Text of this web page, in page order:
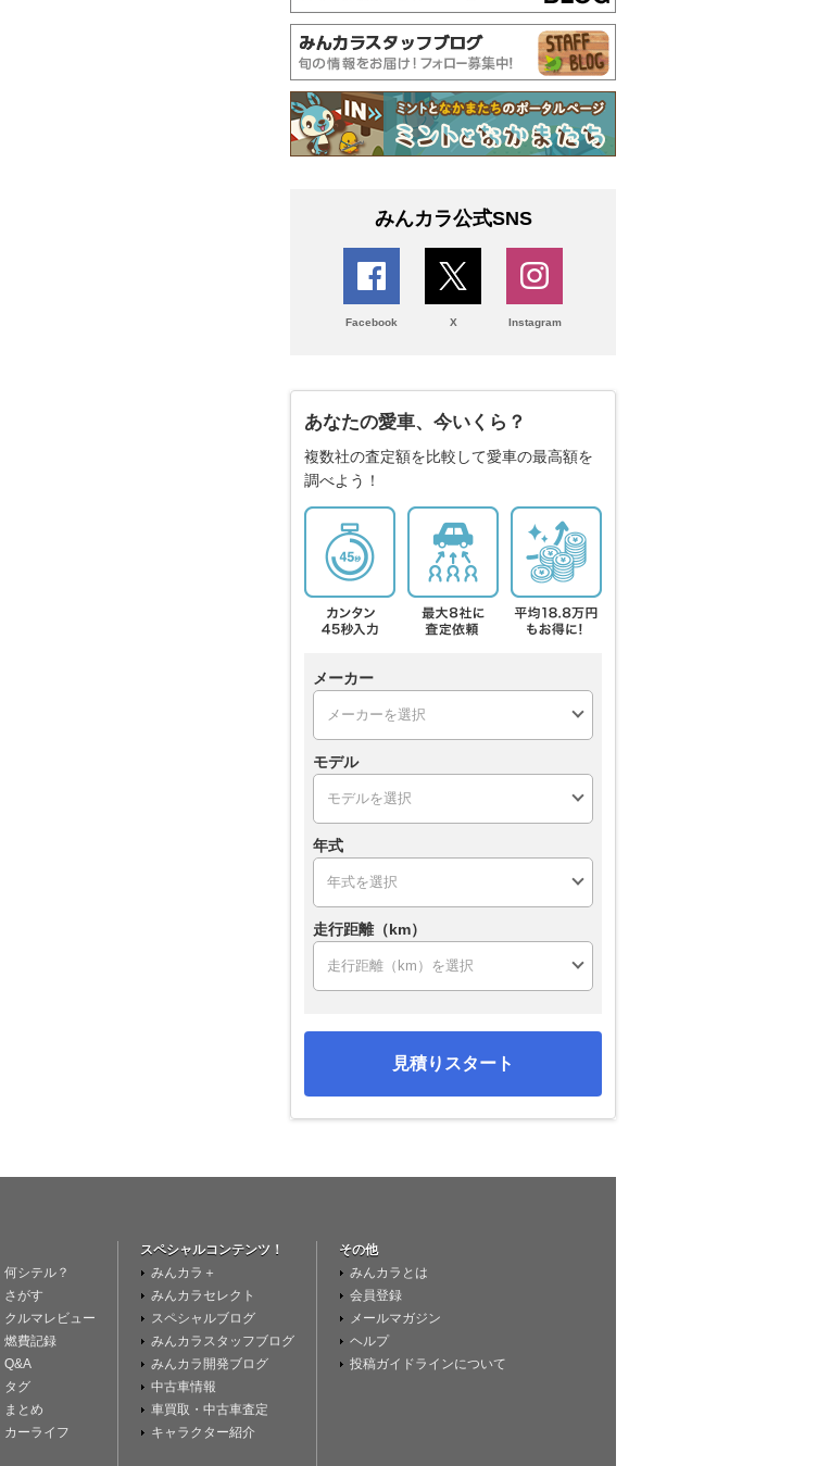
みんカラ公式SNS
Facebook X Instagram
あなたの愛車、今いくら？
複数社の査定額を比較して愛車の最高額を
調べよう！
メーカー
モデル
年式
走行距離（km）
見積りスタート
何シテル？
さがす
クルマレビュー
燃費記録
Q&A
タグ
まとめ
カーライフ
スペシャルコンテンツ！
みんカラ＋
みんカラセレクト
スペシャルブログ
みんカラスタッフブログ
みんカラ開発ブログ
中古車情報
車買取・中古車査定
キャラクター紹介
その他
みんカラとは
会員登録
メールマガジン
ヘルプ
投稿ガイドラインについて